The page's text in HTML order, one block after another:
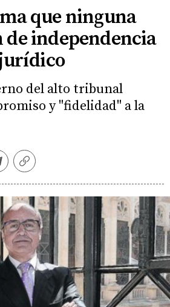
que ninguna
de independencia
del alto tribunal
y "fidelidad" a la
Copiar